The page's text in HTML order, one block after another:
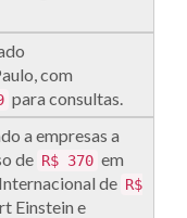
com
para consultas.
a empresas a
de R$ 370 em
de R$
Einstein e